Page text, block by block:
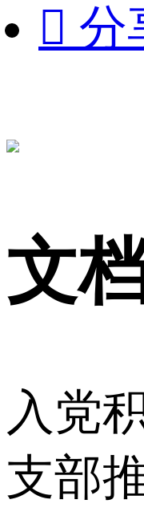
 分
文
入党
支部